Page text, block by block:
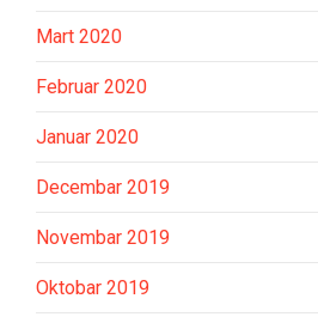
Mart 2020
Februar 2020
Januar 2020
Decembar 2019
Novembar 2019
Oktobar 2019